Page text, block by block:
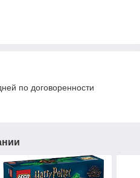
по договоренности